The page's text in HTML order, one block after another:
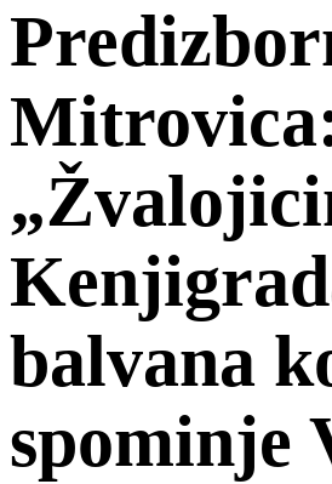
balvana
spominje